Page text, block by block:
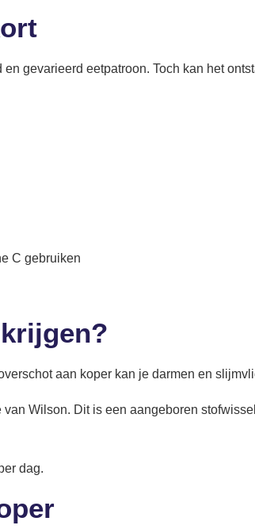
gevarieerd eetpatroon. Toch kan het
C gebruiken
aan koper kan je darmen en
Wilson. Dit is een aangeboren
dag.